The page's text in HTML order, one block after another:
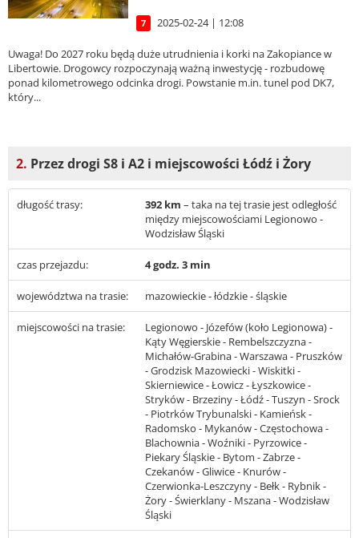
7 2025-02-24 | 12:08
Uwaga! Do 2027 roku będą duże utrudnienia i korki na Zakopiance w
Libertowie. Drogowcy rozpoczynają ważną inwestycję - rozbudowę
ponad kilometrowego odcinka drogi. Powstanie m.in. tunel pod DK7,
który...
2. Przez drogi S8 i A2 i miejscowości Łódź i Żory
długość trasy: 392 km – taka na tej trasie jest odległość
między miejscowościami Legionowo -
Wodzisław Śląski
czas przejazdu: 4 godz. 3 min
województwa na trasie: mazowieckie - łódzkie - śląskie
miejscowości na trasie:
Legionowo - Józefów (koło Legionowa) -
Kąty Węgierskie - Rembelszczyzna -
Michałów-Grabina - Warszawa - Pruszków
- Grodzisk Mazowiecki - Wiskitki -
Skierniewice - Łowicz - Łyszkowice -
Stryków - Brzeziny - Łódź - Tuszyn - Srock
- Piotrków Trybunalski - Kamieńsk -
Radomsko - Mykanów - Częstochowa -
Blachownia - Woźniki - Pyrzowice -
Piekary Śląskie - Bytom - Zabrze -
Czekanów - Gliwice - Knurów -
Czerwionka-Leszczyny - Bełk - Rybnik -
Żory - Świerklany - Mszana - Wodzisław
Śląski